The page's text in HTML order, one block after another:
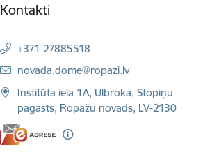
Kontakti
+371 27885518
E-pasts:
novada.dome@ropazi.lv
Institūta iela 1A, Ulbroka, Stopiņu
pagasts, Ropažu novads, LV-2130